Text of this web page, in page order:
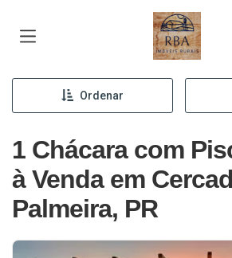
Página
Ordenar
1 Chácara com
à Venda em
Palmeira, PR